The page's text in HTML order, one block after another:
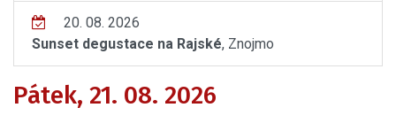
20. 08. 2026
Sunset degustace na Rajské, Znojmo
Pátek, 21. 08. 2026